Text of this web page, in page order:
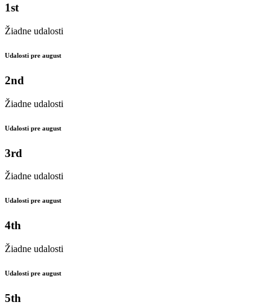
1st
Žiadne udalosti
Udalosti pre august
2nd
Žiadne udalosti
Udalosti pre august
3rd
Žiadne udalosti
Udalosti pre august
4th
Žiadne udalosti
Udalosti pre august
5th